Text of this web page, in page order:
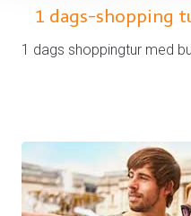
1 dags-shopping
1 dags shoppingtur med